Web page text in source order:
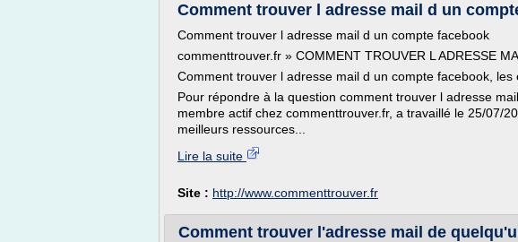
Comment trouver l adresse mail d un
Comment trouver l adresse mail d un compte facebook
commenttrouver.fr » COMMENT TROUVER L ADRESSE
Comment trouver l adresse mail d un compte facebook, les
Pour répondre à la question comment trouver l adresse
membre actif chez commenttrouver.fr, a travaillé le 25/07/
meilleurs ressources...
Lire la suite
Site : http://www.commenttrouver.fr
Comment trouver l'adresse mail de